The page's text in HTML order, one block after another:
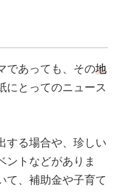
であっても、その地
にとってのニュース
する場合や、珍しい
ントなどがありま
て、補助金や子育て